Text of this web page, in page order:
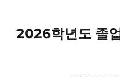
2026학년도 졸